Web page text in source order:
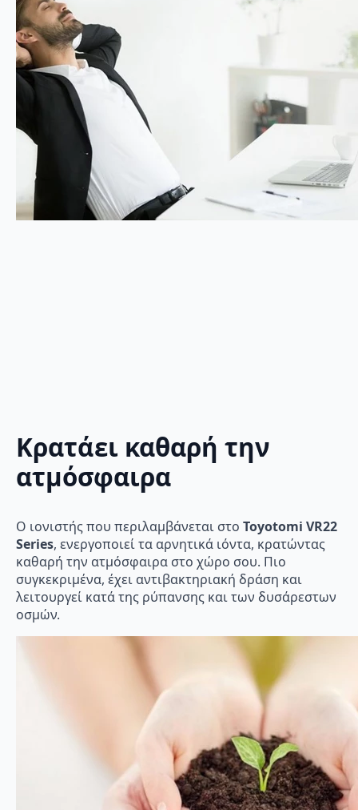
Κρατάει καθαρή την
ατμόσφαιρα
Ο ιονιστής που περιλαμβάνεται στο Toyotomi VR22
Series, ενεργοποιεί τα αρνητικά ιόντα, κρατώντας
καθαρή την ατμόσφαιρα στο χώρο σου. Πιο
συγκεκριμένα, έχει αντιβακτηριακή δράση και
λειτουργεί κατά της ρύπανσης και των δυσάρεστων
οσμών.